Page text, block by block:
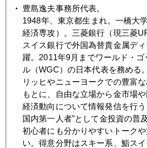
2010年01月28日
中国はギリシアの救世主になれるか
2010年01月27日
オバマ金融規制の商品市場への影響
2010年01月26日
中国経済には荒療治が必要
2010年01月25日
豊島逸夫事務所代表。
1948年、東京都生まれ。一橋大
経済専攻）。三菱銀行（現三菱
スイス銀行で外国為替貴金属デ
躍。2011年9月までワールド・
ル（WGC）の日本代表を務める
リッヒやニューヨークでの豊富
もとに、自由な立場から金市場
経済動向について情報発信を行
国内第一人者”として金投資の普
初心者にも分かりやすいトーク
い。得意分野はスキー系、鮨スイ